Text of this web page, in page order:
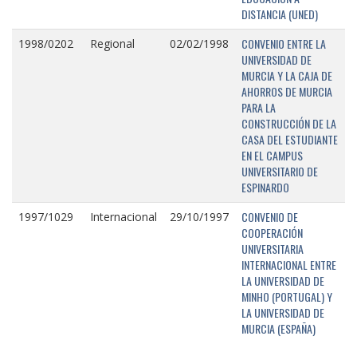
DISTANCIA (UNED)
1998/0202 Regional 02/02/1998
CONVENIO ENTRE LA
UNIVERSIDAD DE
MURCIA Y LA CAJA DE
AHORROS DE MURCIA
PARA LA
CONSTRUCCIÓN DE LA
CASA DEL ESTUDIANTE
EN EL CAMPUS
UNIVERSITARIO DE
ESPINARDO
1997/1029 Internacional 29/10/1997
CONVENIO DE
COOPERACIÓN
UNIVERSITARIA
INTERNACIONAL ENTRE
LA UNIVERSIDAD DE
MINHO (PORTUGAL) Y
LA UNIVERSIDAD DE
MURCIA (ESPAÑA)